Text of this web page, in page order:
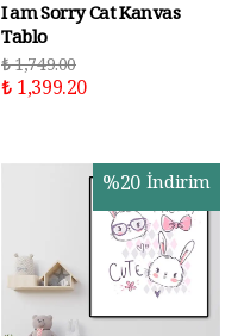
I am Sorry Cat Kanvas
Tablo
₺ 1,749.00
₺ 1,399.20
%20 İndirim